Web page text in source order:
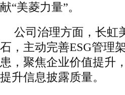
献“美菱力量”。
公司治理方面，长虹
石，主动完善ESG管理
患，聚焦企业价值提升
提升信息披露质量。